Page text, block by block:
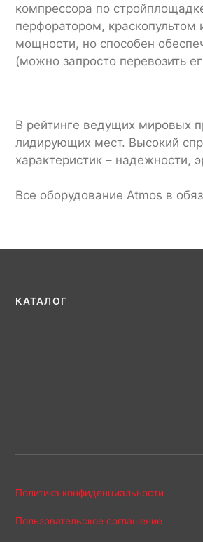
компрессора по
перфоратором,
мощности, но способен
(можно запросто перевозить
В рейтинге ведущих мировых
лидирующих мест. Высокий
характеристик – надежности,
Все оборудование Atmos в
КАТАЛОГ
Политика конфиденциальности
Пользовательское соглашение